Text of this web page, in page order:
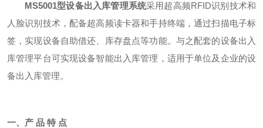
MS5001型设备出入库管理系统采用超高频RFID识别技术和
人脸识别技术，配备超高频读卡器和手持终端，通过扫描电子标
签，实现设备自助借还、库存盘点等功能。与之配套的设备出入
库管理平台可实现设备智能出入库管理，适用于单位及企业的设
备出入库管理。
一、产 品 特 点